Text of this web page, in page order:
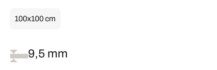
100x100 cm
9,5 mm